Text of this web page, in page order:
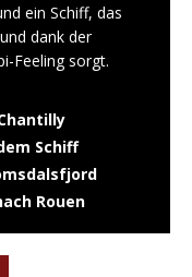
ein Schiff, das
dank der
Feeling sorgt.
Schiff
Rouen